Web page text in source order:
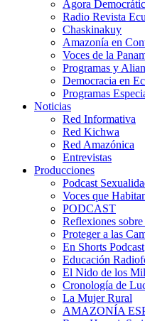
Ágora
Radio Revista
Chaskinakuy
Amazonía en
Voces de la
Programas y
Democracia en
Programas
Noticias
Red Informativa
Red Kichwa
Red Amazónica
Entrevistas
Producciones
Podcast
Voces que
PODCAST
Reflexiones
Proteger a las
En Shorts Podcast
Educación
El Nido de los
Cronología de
La Mujer Rural
AMAZONÍA